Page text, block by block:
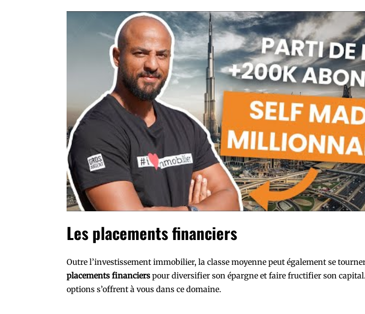
Les placements financiers
Outre l’investissement immobilier, la classe moyenne peut également se
placements financiers pour diversifier son épargne et faire fructifier son
options s’offrent à vous dans ce domaine.